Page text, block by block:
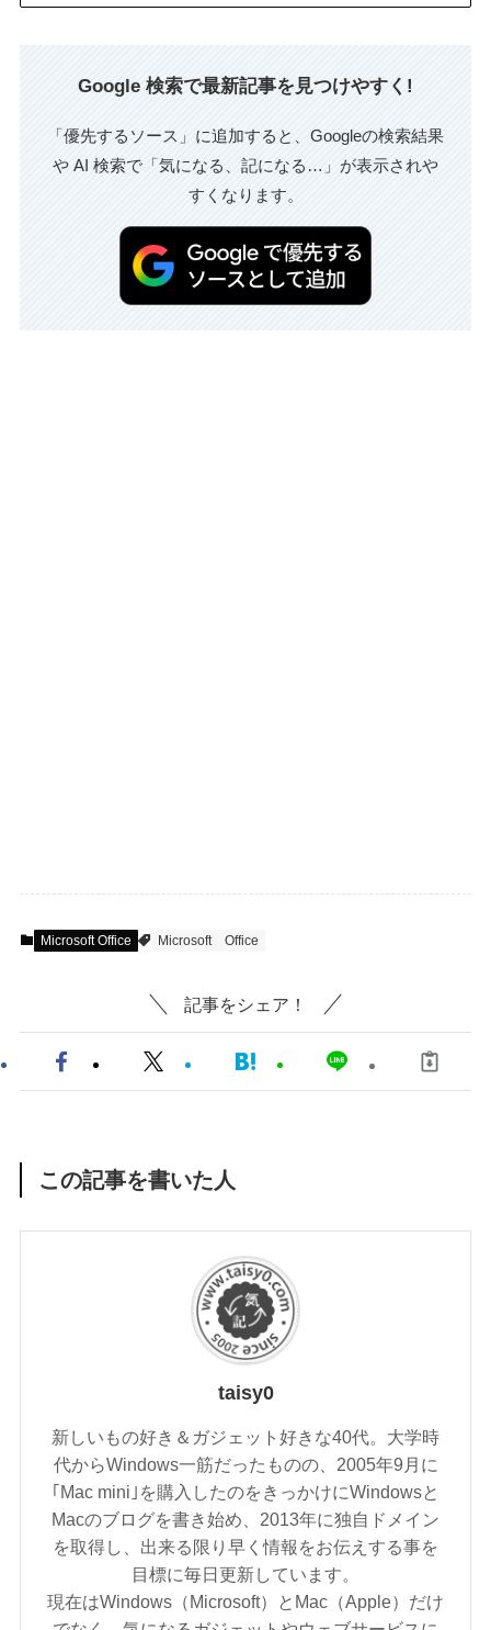
Google 検索で最新記事を見つけやすく!
「優先するソース」に追加すると、Googleの検索結果
や AI 検索で「気になる、記になる…」が表示されや
すくなります。
Microsoft Office Microsoft Office
記事をシェア！
この記事を書いた人
taisy0
新しいもの好き＆ガジェット好きな40代。大学時
代からWindows一筋だったものの、2005年9月に
｢Mac mini｣を購入したのをきっかけにWindowsと
Macのブログを書き始め、2013年に独自ドメイン
を取得し、出来る限り早く情報をお伝えする事を
目標に毎日更新しています。
現在はWindows（Microsoft）とMac（Apple）だけ